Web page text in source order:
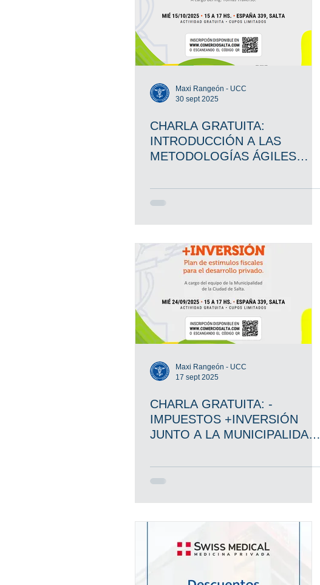
Maxi Rangeón - UCC
30 sept 2025
CHARLA GRATUITA:
INTRODUCCIÓN A LAS
METODOLOGÍAS ÁGILES
Maxi Rangeón - UCC
17 sept 2025
CHARLA GRATUITA: -
IMPUESTOS +INVERSIÓN
JUNTO A LA MUNICIPALIDAD